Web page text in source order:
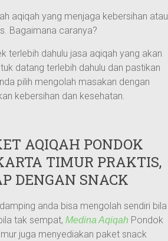
aqiqah yang menjaga kebersihan atau
Bagaimana caranya?
terlebih dahulu jasa aqiqah yang akan
datang terlebih dahulu dan pastikan
pilih mengolah masakan dengan
kebersihan dan kesehatan.
AQIQAH PONDOK
TIMUR PRAKTIS,
DENGAN SNACK
anda bisa mengolah sendiri bila
tak sempat, Medina Aqiqah Pondok
juga menyediakan paket snack